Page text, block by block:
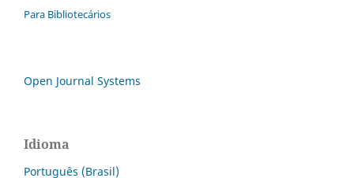
Para Bibliotecários
Open Journal Systems
Idioma
Português (Brasil)